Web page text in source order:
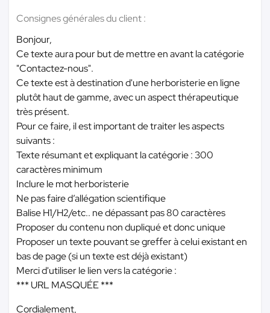
Consignes générales du client :
Bonjour,
Ce texte aura pour but de mettre en avant la catégorie
"Contactez-nous".
Ce texte est à destination d'une herboristerie en ligne
plutôt haut de gamme, avec un aspect thérapeutique
très présent.
Pour ce faire, il est important de traiter les aspects
suivants :
Texte résumant et expliquant la catégorie : 300
caractères minimum
Inclure le mot herboristerie
Ne pas faire d’allégation scientifique
Balise H1/H2/etc.. ne dépassant pas 80 caractères
Proposer du contenu non dupliqué et donc unique
Proposer un texte pouvant se greffer à celui existant en
bas de page (si un texte est déjà existant)
Merci d'utiliser le lien vers la catégorie :
*** URL MASQUÉE ***
Cordialement,